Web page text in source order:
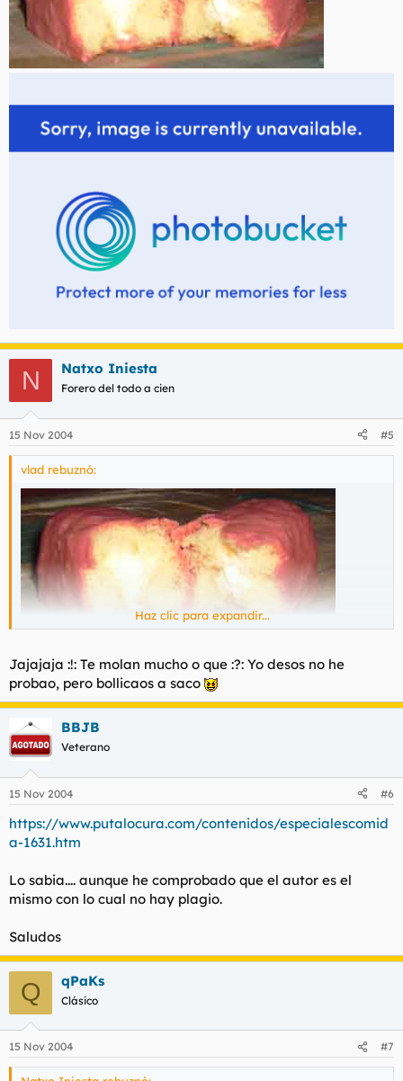
N Natxo Iniesta
Forero del todo a cien
15 Nov 2004 #5
vlad rebuznó:
Haz clic para expandir...
Jajajaja :!: Te molan mucho o que :?: Yo desos no he
probao, pero bollicaos a saco
BBJB
Veterano
15 Nov 2004 #6
https://www.putalocura.com/contenidos/especialescomid
a-1631.htm
Lo sabia.... aunque he comprobado que el autor es el
mismo con lo cual no hay plagio.
Saludos
Q qPaKs
Clásico
15 Nov 2004 #7